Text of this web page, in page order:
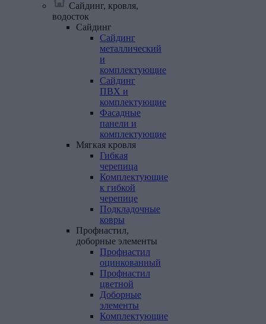
Сайдинг, кровля,
водосток
Сайдинг
Сайдинг
металлический
и
комплектующие
Сайдинг
ПВХ и
комплектующие
Фасадные
панели и
комплектующие
Мягкая кровля
Гибкая
черепица
Комплектующие
к гибкой
черепице
Подкладочные
ковры
Профнастил,
доборные элементы
Профнастил
оцинкованный
Профнастил
цветной
Доборные
элементы
Комплектующие